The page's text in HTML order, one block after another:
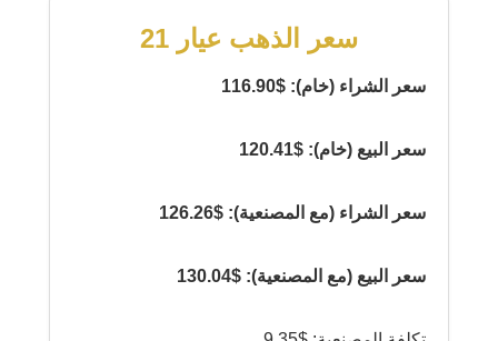
سعر الذهب عيار 21
سعر الشراء (خام): $116.90
سعر البيع (خام): $120.41
سعر الشراء (مع المصنعية): $126.26
سعر البيع (مع المصنعية): $130.04